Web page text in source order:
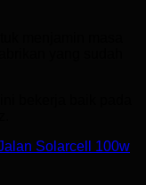
Solarcell 100w